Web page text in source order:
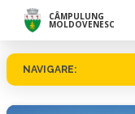
CÂMPULUNG
MOLDOVENESC
NAVIGARE: